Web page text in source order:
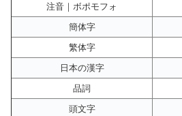
注音｜ボポモフォ
簡体字
繁体字
日本の漢字
品詞
頭文字